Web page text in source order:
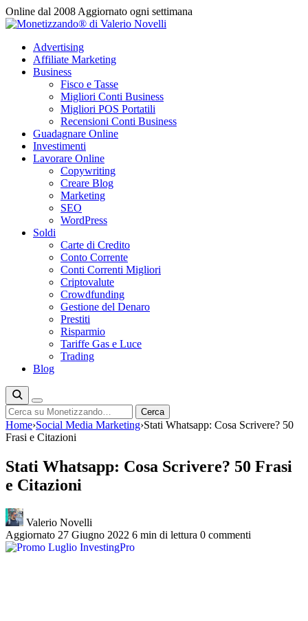
Vai
al
Online dal 2008 Aggiornato ogni settimana
Advertising
Affiliate Marketing
Business
Fisco e Tasse
Migliori Conti Business
Migliori POS Portatili
Recensioni Conti Business
Guadagnare Online
Investimenti
Lavorare Online
Copywriting
Creare Blog
Marketing
SEO
WordPress
Soldi
Carte di Credito
Conto Corrente
Conti Correnti Migliori
Criptovalute
Crowdfunding
Gestione del Denaro
Prestiti
Risparmio
Tariffe Gas e Luce
Trading
Blog
Cerca Cerca
Home›Social Media Marketing›Stati Whatsapp: Cosa Scrivere? 50
Frasi e Citazioni
Stati Whatsapp: Cosa Scrivere? 50 Frasi
e Citazioni
Valerio Novelli
Aggiornato 27 Giugno 2022 6 min di lettura 0 commenti